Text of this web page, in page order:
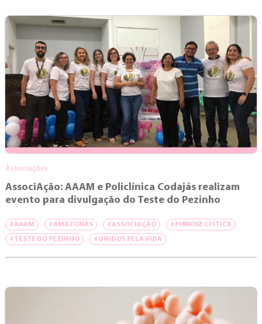
Associações
AssociAção: AAAM e Policlínica Codajás realizam
evento para divulgação do Teste do Pezinho
#AAAM #AMAZONAS #ASSOCIAÇÃO #FIBROSE CÍSTICA
#TESTE DO PEZINHO #UNIDOS PELA VIDA